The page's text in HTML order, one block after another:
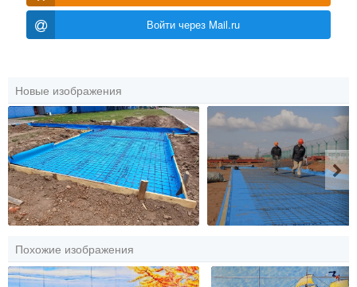
Войти через Mail.ru
Новые изображения
Похожие изображения